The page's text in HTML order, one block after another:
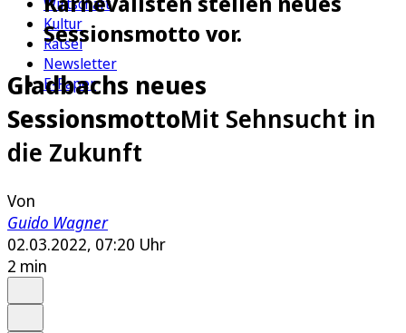
Kultur
Rätsel
Newsletter
E-Paper
Sessionsmotto vor.
Gladbachs neues
SessionsmottoMit Sehnsucht in
die Zukunft
Von
Guido Wagner
02.03.2022, 07:20 Uhr
2 min